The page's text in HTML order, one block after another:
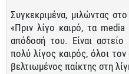
Συγκεκριμένα, μιλώντας
«Πριν λίγο καιρό, τα
απόδοσή του. Είναι
πολύ λίγος καιρός, όλοι
βελτιωμένος παίκτης στη